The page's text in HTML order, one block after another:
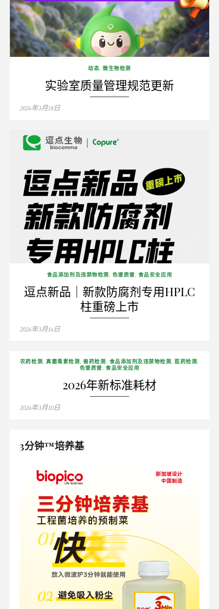
动态,微生物检测
实验室质量管理规范更新
Posted
2026年3月18日
食品添加剂及违禁物检测 , 色谱质谱, 食品安全应用
逗点新品｜新款防腐剂专用HPLC
柱重磅上市
Posted
2026年3月16日
农药检测 ,真菌毒素检测 ,兽药检测 , 食品添加剂及违禁物检测 , 医药检测 ,
色谱质谱, 食品安全应用
2026年新标准耗材
Posted
2026年3月10日
3分钟™培养基